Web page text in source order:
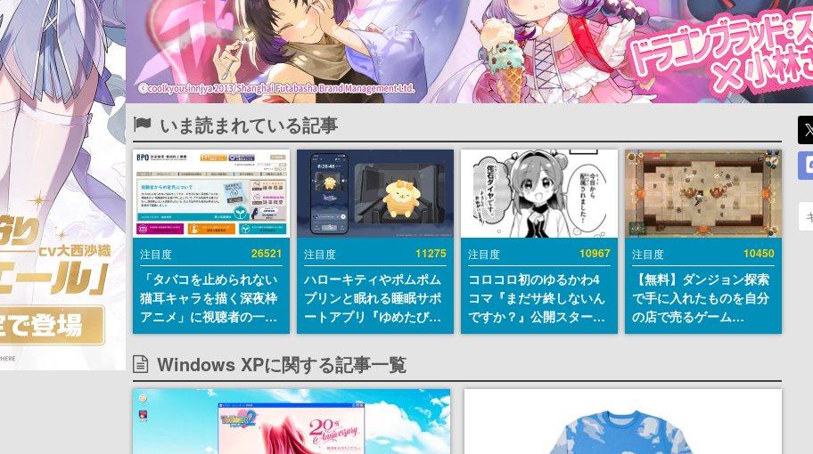
いま読まれている記事
注目度 26521
「タバコを止められない
猫耳キャラを描く深夜枠
アニメ」に視聴者の一部
から批判意見。違法薬物
の使用と思わしき描写も
含めて、BPOが議論を交
わす
注目度 11275
ハローキティやポムポム
プリンと眠れる睡眠サポ
ートアプリ『ゆめたび』
が配信中。キャラごとの
ASMRや目覚ましアラー
ムも搭載
注目度 10967
コロコロ初のゆるかわ4
コマ『まだサ終しないん
ですか？』公開スター
ト。主人公は新入社員の
する社員たちを描く
注目度 10450
【無料】ダンジョン探索
で手に入れたものを自分
の店で売るゲーム
『Moonlighter』が
の9月2日正式リリースを
記念したキャンペーン
Windows XPに関する記事一覧